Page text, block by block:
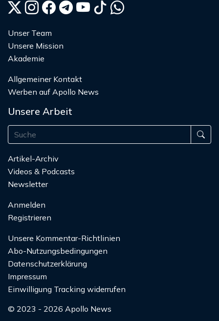
Unser Team
Unsere Mission
Akademie
Allgemeiner Kontakt
Werben auf Apollo News
Unsere Arbeit
Artikel-Archiv
Videos & Podcasts
Newsletter
Anmelden
Registrieren
Unsere Kommentar-Richtlinien
Abo-Nutzungsbedingungen
Datenschutzerklärung
Impressum
Einwilligung Tracking widerrufen
© 2023 - 2026 Apollo News